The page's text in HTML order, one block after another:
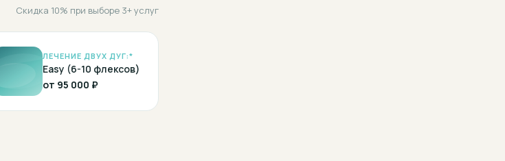
Скидка 10% при выборе 3+ услуг
ЛЕЧЕНИЕ ДВУХ ДУГ:*
Easy (6-10 флексов)
от 95 000 ₽